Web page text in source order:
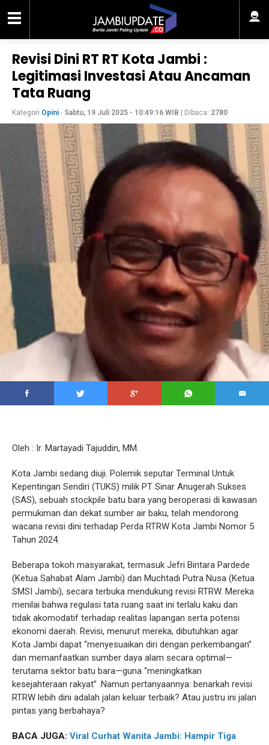
Revisi Dini RT RT Kota Jambi :
Legitimasi Investasi Atau Ancaman
Tata Ruang
Kategori Opini - Sabtu, 19 Juli 2025 - 10:49:16 WIB | Dibaca: 2780
Oleh : Ir. Martayadi Tajuddin, MM.
Kota Jambi sedang diuji. Polemik seputar Terminal Untuk
Kepentingan Sendiri (TUKS) milik PT Sinar Anugerah Sukses
(SAS), sebuah stockpile batu bara yang beroperasi di kawasan
permukiman dan dekat sumber air baku, telah mendorong
wacana revisi dini terhadap Perda RTRW Kota Jambi Nomor 5
Tahun 2024.
Beberapa tokoh masyarakat, termasuk Jefri Bintara Pardede
(Ketua Sahabat Alam Jambi) dan Muchtadi Putra Nusa (Ketua
SMSI Jambi), secara terbuka mendukung revisi RTRW. Mereka
menilai bahwa regulasi tata ruang saat ini terlalu kaku dan
tidak akomodatif terhadap realitas lapangan serta potensi
ekonomi daerah. Revisi, menurut mereka, dibutuhkan agar
Kota Jambi dapat “menyesuaikan diri dengan perkembangan”
dan memanfaatkan sumber daya alam secara optimal—
terutama sektor batu bara—guna “meningkatkan
kesejahteraan rakyat” .Namun pertanyaannya: benarkah revisi
RTRW lebih dini adalah jalan keluar terbaik? Atau justru ini jalan
pintas yang berbahaya?
BACA JUGA: Viral Curhat Wanita Jambi: Hampir Tiga